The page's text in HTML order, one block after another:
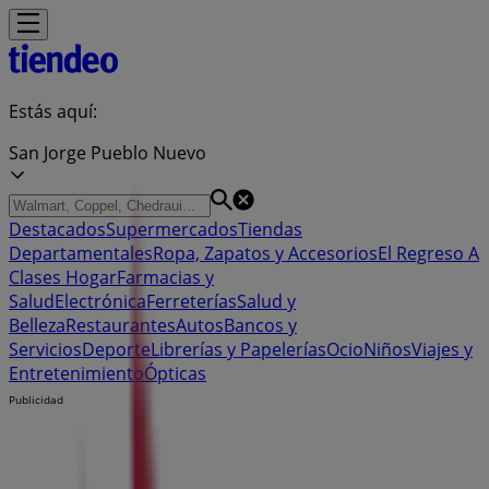
Estás aquí:
San Jorge Pueblo Nuevo
DestacadosSupermercadosTiendas
DepartamentalesRopa, Zapatos y AccesoriosEl Regreso A
Clases HogarFarmacias y
SaludElectrónicaFerreteríasSalud y
BellezaRestaurantesAutosBancos y
ServiciosDeporteLibrerías y PapeleríasOcioNiñosViajes y
EntretenimientoÓpticas
Publicidad